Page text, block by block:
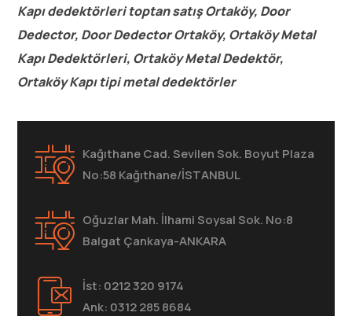
Kapı dedektörleri toptan satış Ortaköy, Door
Dedector, Door Dedector Ortaköy, Ortaköy Metal
Kapı Dedektörleri, Ortaköy Metal Dedektör,
Ortaköy Kapı tipi metal dedektörler
Kağıthane Cad. Sevilen Sok. Boyut Plaza
No:58 Kağıthane/İSTANBUL
Oğuzlar Mah. İlhami Soysal Sok. No:8
Balgat Çankaya-ANKARA
İst: 0212 320 9174
Ank: 0312 285 8684